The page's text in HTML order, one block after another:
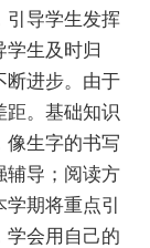
引导学生发挥
学生及时归
断进步。由于
距。基础知识
像生字的书写
辅导；阅读方
期将重点引
学会用自己的